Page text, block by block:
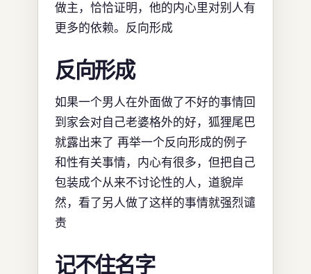
做主，恰恰证明，他的内心里对别人有
更多的依赖。反向形成
反向形成
如果一个男人在外面做了不好的事情回
到家会对自己老婆格外的好，狐狸尾巴
就露出来了 再举一个反向形成的例子
和性有关事情，内心有很多，但把自己
包装成个从来不讨论性的人，道貌岸
然，看了另人做了这样的事情就强烈谴
责
记不住名字